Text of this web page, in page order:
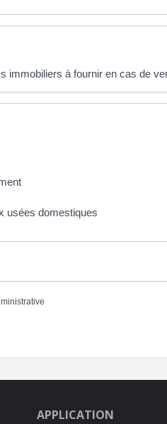
immobiliers à fournir en cas de
usées domestiques
APPLICATION